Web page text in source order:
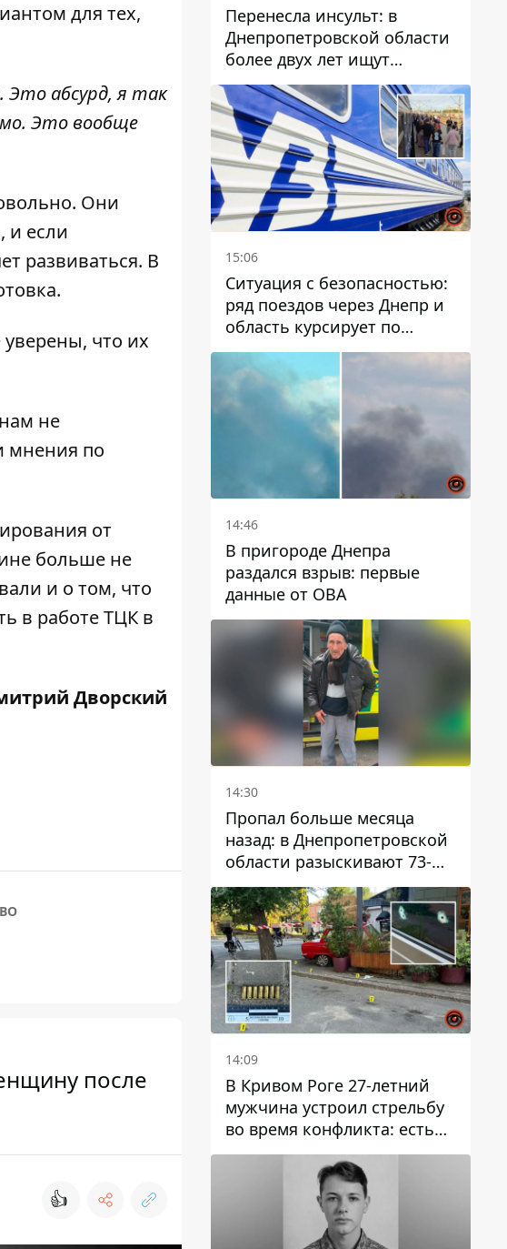
для тех,
абсурд, я так
Это вообще
Они
и если
развиваться. В
что их
не
мнения по
от
больше не
и о том, что
в работе ТЦК в
Дворский
после
👍
Перенесла инсульт: в
Днепропетровской области
более двух лет ищут
пропавшую женщину
15:06
Ситуация с безопасностью:
ряд поездов через Днепр и
область курсирует по
измененному маршруту, а
часть пути заменили
автобусами и электричками
14:46
В пригороде Днепра
раздался взрыв: первые
данные от ОВА
14:30
Пропал больше месяца
назад: в Днепропетровской
области разыскивают 73-
летнего мужчину
14:09
В Кривом Роге 27-летний
мужчина устроил стрельбу
во время конфликта: есть
раненый